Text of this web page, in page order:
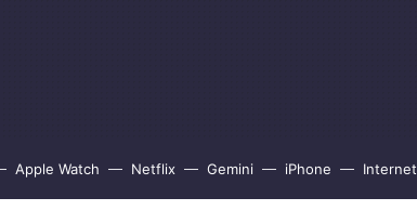
Apple Watch Netflix Gemini iPhone Internet